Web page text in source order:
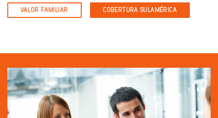
VALOR FAMILIAR COBERTURA SULAMÉRICA